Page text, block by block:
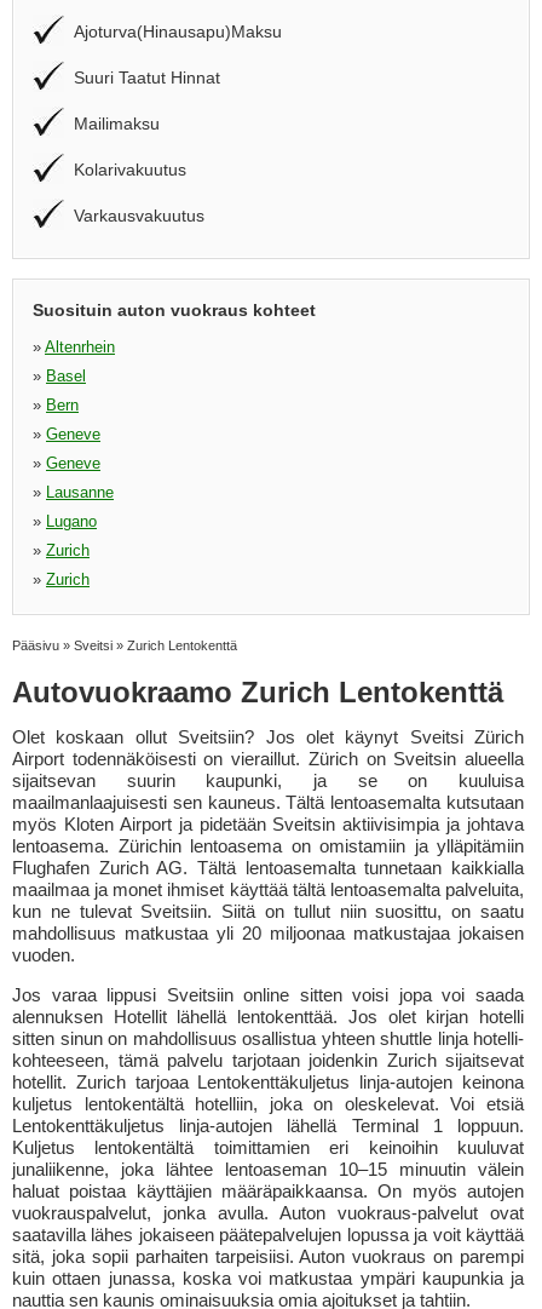
Ajoturva(Hinausapu)Maksu
Suuri Taatut Hinnat
Mailimaksu
Kolarivakuutus
Varkausvakuutus
Suosituin auton vuokraus kohteet
» Altenrhein
» Basel
» Bern
» Geneve
» Geneve
» Lausanne
» Lugano
» Zurich
» Zurich
Pääsivu » Sveitsi » Zurich Lentokenttä
Autovuokraamo Zurich Lentokenttä
Olet koskaan ollut Sveitsiin? Jos olet käynyt Sveitsi Zürich
Airport todennäköisesti on vieraillut. Zürich on Sveitsin alueella
sijaitsevan suurin kaupunki, ja se on kuuluisa
maailmanlaajuisesti sen kauneus. Tältä lentoasemalta kutsutaan
myös Kloten Airport ja pidetään Sveitsin aktiivisimpia ja johtava
lentoasema. Zürichin lentoasema on omistamiin ja ylläpitämiin
Flughafen Zurich AG. Tältä lentoasemalta tunnetaan kaikkialla
maailmaa ja monet ihmiset käyttää tältä lentoasemalta palveluita,
kun ne tulevat Sveitsiin. Siitä on tullut niin suosittu, on saatu
mahdollisuus matkustaa yli 20 miljoonaa matkustajaa jokaisen
vuoden.
Jos varaa lippusi Sveitsiin online sitten voisi jopa voi saada
alennuksen Hotellit lähellä lentokenttää. Jos olet kirjan hotelli
sitten sinun on mahdollisuus osallistua yhteen shuttle linja hotelli-
kohteeseen, tämä palvelu tarjotaan joidenkin Zurich sijaitsevat
hotellit. Zurich tarjoaa Lentokenttäkuljetus linja-autojen keinona
kuljetus lentokentältä hotelliin, joka on oleskelevat. Voi etsiä
Lentokenttäkuljetus linja-autojen lähellä Terminal 1 loppuun.
Kuljetus lentokentältä toimittamien eri keinoihin kuuluvat
junaliikenne, joka lähtee lentoaseman 10–15 minuutin välein
haluat poistaa käyttäjien määräpaikkaansa. On myös autojen
vuokrauspalvelut, jonka avulla. Auton vuokraus-palvelut ovat
saatavilla lähes jokaiseen päätepalvelujen lopussa ja voit käyttää
sitä, joka sopii parhaiten tarpeisiisi. Auton vuokraus on parempi
kuin ottaen junassa, koska voi matkustaa ympäri kaupunkia ja
nauttia sen kaunis ominaisuuksia omia ajoitukset ja tahtiin.